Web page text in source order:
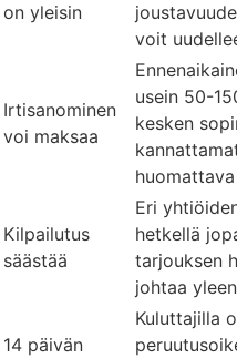
on yleisin
voit
Irtisanominen
voi maksaa
usein 50-
kesken
huomattava
Kilpailutus
säästää
Eri
hetkellä
tarjouksen
johtaa
14 päivän
Kuluttajilla